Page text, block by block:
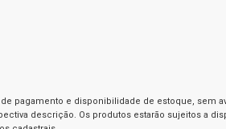
pagamento e disponibilidade de estoque, sem
descrição. Os produtos estarão sujeitos a